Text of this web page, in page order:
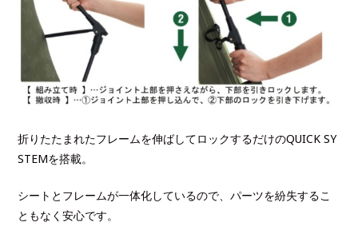
折りたたまれたフレームを伸ばしてロックするだけのQUICK SY
STEMを搭載。
シートとフレームが一体化しているので、パーツを紛失するこ
ともなく安心です。